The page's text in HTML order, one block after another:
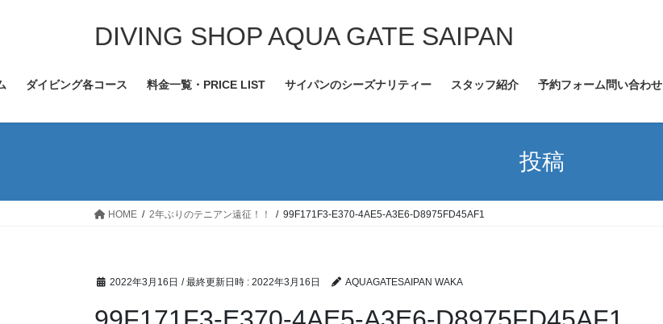
ツ
ス
シ
ン
DIVING SHOP AQUA GATE SAIPAN
ダイビング各コース 料金一覧・PRICE LIST サイパンのシーズナリティー スタッフ紹介 予約フォーム問い合わせ
投稿
HOME 2年ぶりのテニアン遠征！！ 99F171F3-E370-4AE5-A3E6-D8975FD45AF1
2022年3月16日 / 最終更新日時 : 2022年3月16日 AQUAGATESAIPAN WAKA